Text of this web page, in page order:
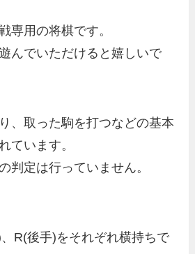
専用の将棋です。
んでいただけると嬉しいで
、取った駒を打つなどの基本
ています。
判定は行っていません。
R(後手)をそれぞれ横持ちで